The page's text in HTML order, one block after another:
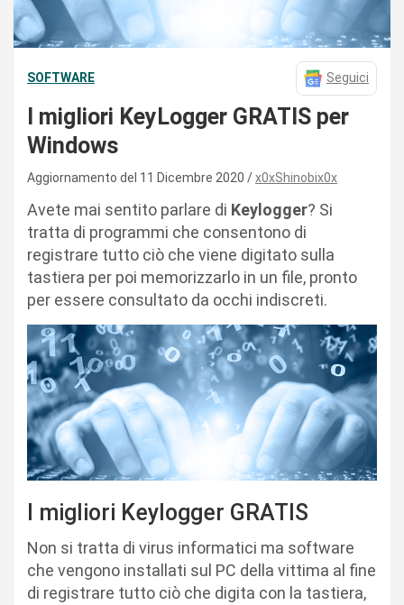
SOFTWARE Seguici
I migliori KeyLogger GRATIS per
Windows
Aggiornamento del 11 Dicembre 2020 x0xShinobix0x
Avete mai sentito parlare di Keylogger? Si
tratta di programmi che consentono di
registrare tutto ciò che viene digitato sulla
tastiera per poi memorizzarlo in un file, pronto
per essere consultato da occhi indiscreti.
I migliori Keylogger GRATIS
Non si tratta di virus informatici ma software
che vengono installati sul PC della vittima al fine
di registrare tutto ciò che digita con la tastiera,